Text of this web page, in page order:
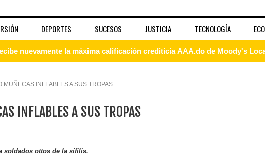
DEPORTES SUCESOS JUSTICIA TECNOLOGÍA
se acompaña del coro “Más que Vencedores” y nos regala el “Canto a
en Francia y Banreservas lanzan convocatoria para residencias
su Bipolarband deslumbran con una noche de fusiones e invitados de lujo
MUÑECAS INFLABLES A SUS TROPAS
INFLABLES A SUS TROPAS
soldados ottos de la sífilis.